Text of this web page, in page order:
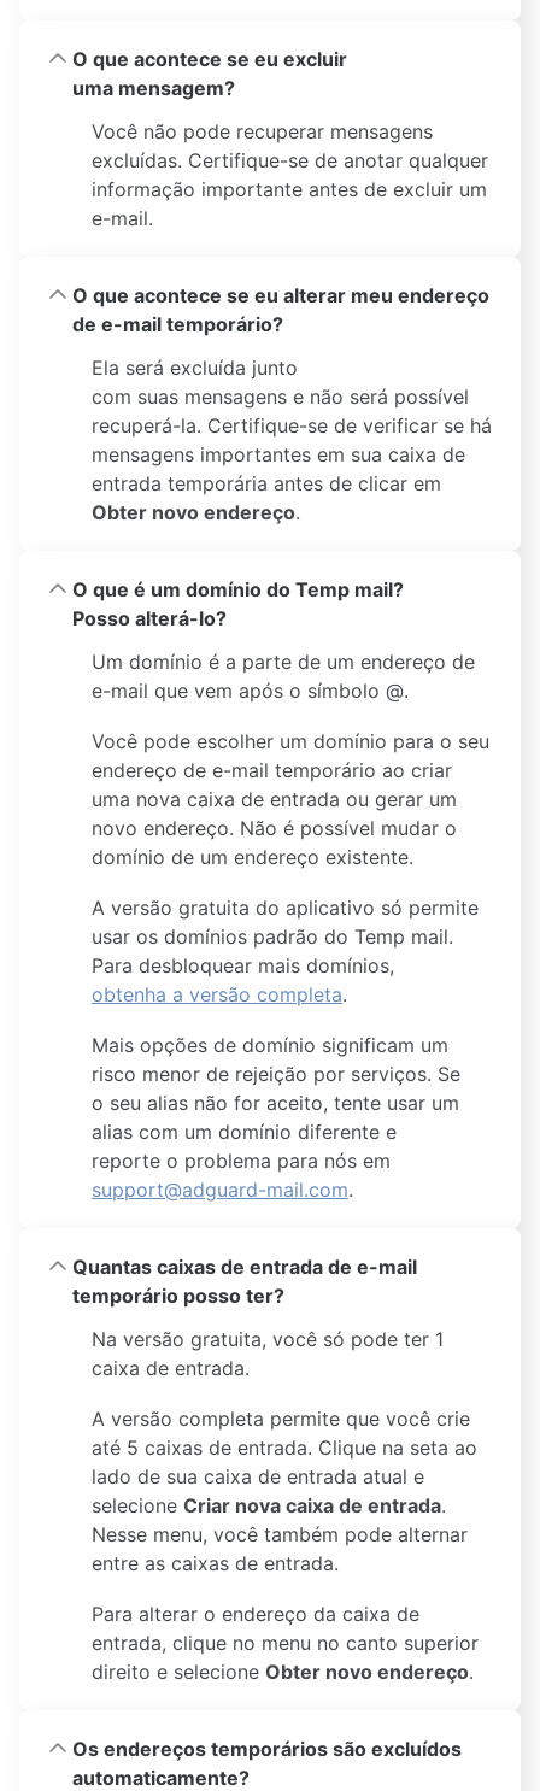
O que acontece se eu excluir
uma mensagem?
Você não pode recuperar mensagens
excluídas. Certifique-se de anotar qualquer
informação importante antes de excluir um
e-mail.
O que acontece se eu alterar meu endereço
de e-mail temporário?
Ela será excluída junto
com suas mensagens e não será possível
recuperá-la. Certifique-se de verificar se há
mensagens importantes em sua caixa de
entrada temporária antes de clicar em
Obter novo endereço.
O que é um domínio do Temp mail?
Posso alterá-lo?
Um domínio é a parte de um endereço de
e-mail que vem após o símbolo @.
Você pode escolher um domínio para o seu
endereço de e-mail temporário ao criar
uma nova caixa de entrada ou gerar um
novo endereço. Não é possível mudar o
domínio de um endereço existente.
A versão gratuita do aplicativo só permite
usar os domínios padrão do Temp mail.
Para desbloquear mais domínios,
obtenha a versão completa.
Mais opções de domínio significam um
risco menor de rejeição por serviços. Se
o seu alias não for aceito, tente usar um
alias com um domínio diferente e
reporte o problema para nós em
support@adguard-mail.com.
Quantas caixas de entrada de e-mail
temporário posso ter?
Na versão gratuita, você só pode ter 1
caixa de entrada.
A versão completa permite que você crie
até 5 caixas de entrada. Clique na seta ao
lado de sua caixa de entrada atual e
selecione Criar nova caixa de entrada.
Nesse menu, você também pode alternar
entre as caixas de entrada.
Para alterar o endereço da caixa de
entrada, clique no menu no canto superior
direito e selecione Obter novo endereço.
Os endereços temporários são excluídos
automaticamente?